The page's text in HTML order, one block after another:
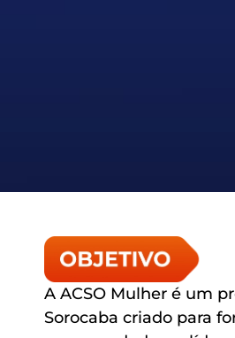
A ACSO Mulher é um
Sorocaba criado para